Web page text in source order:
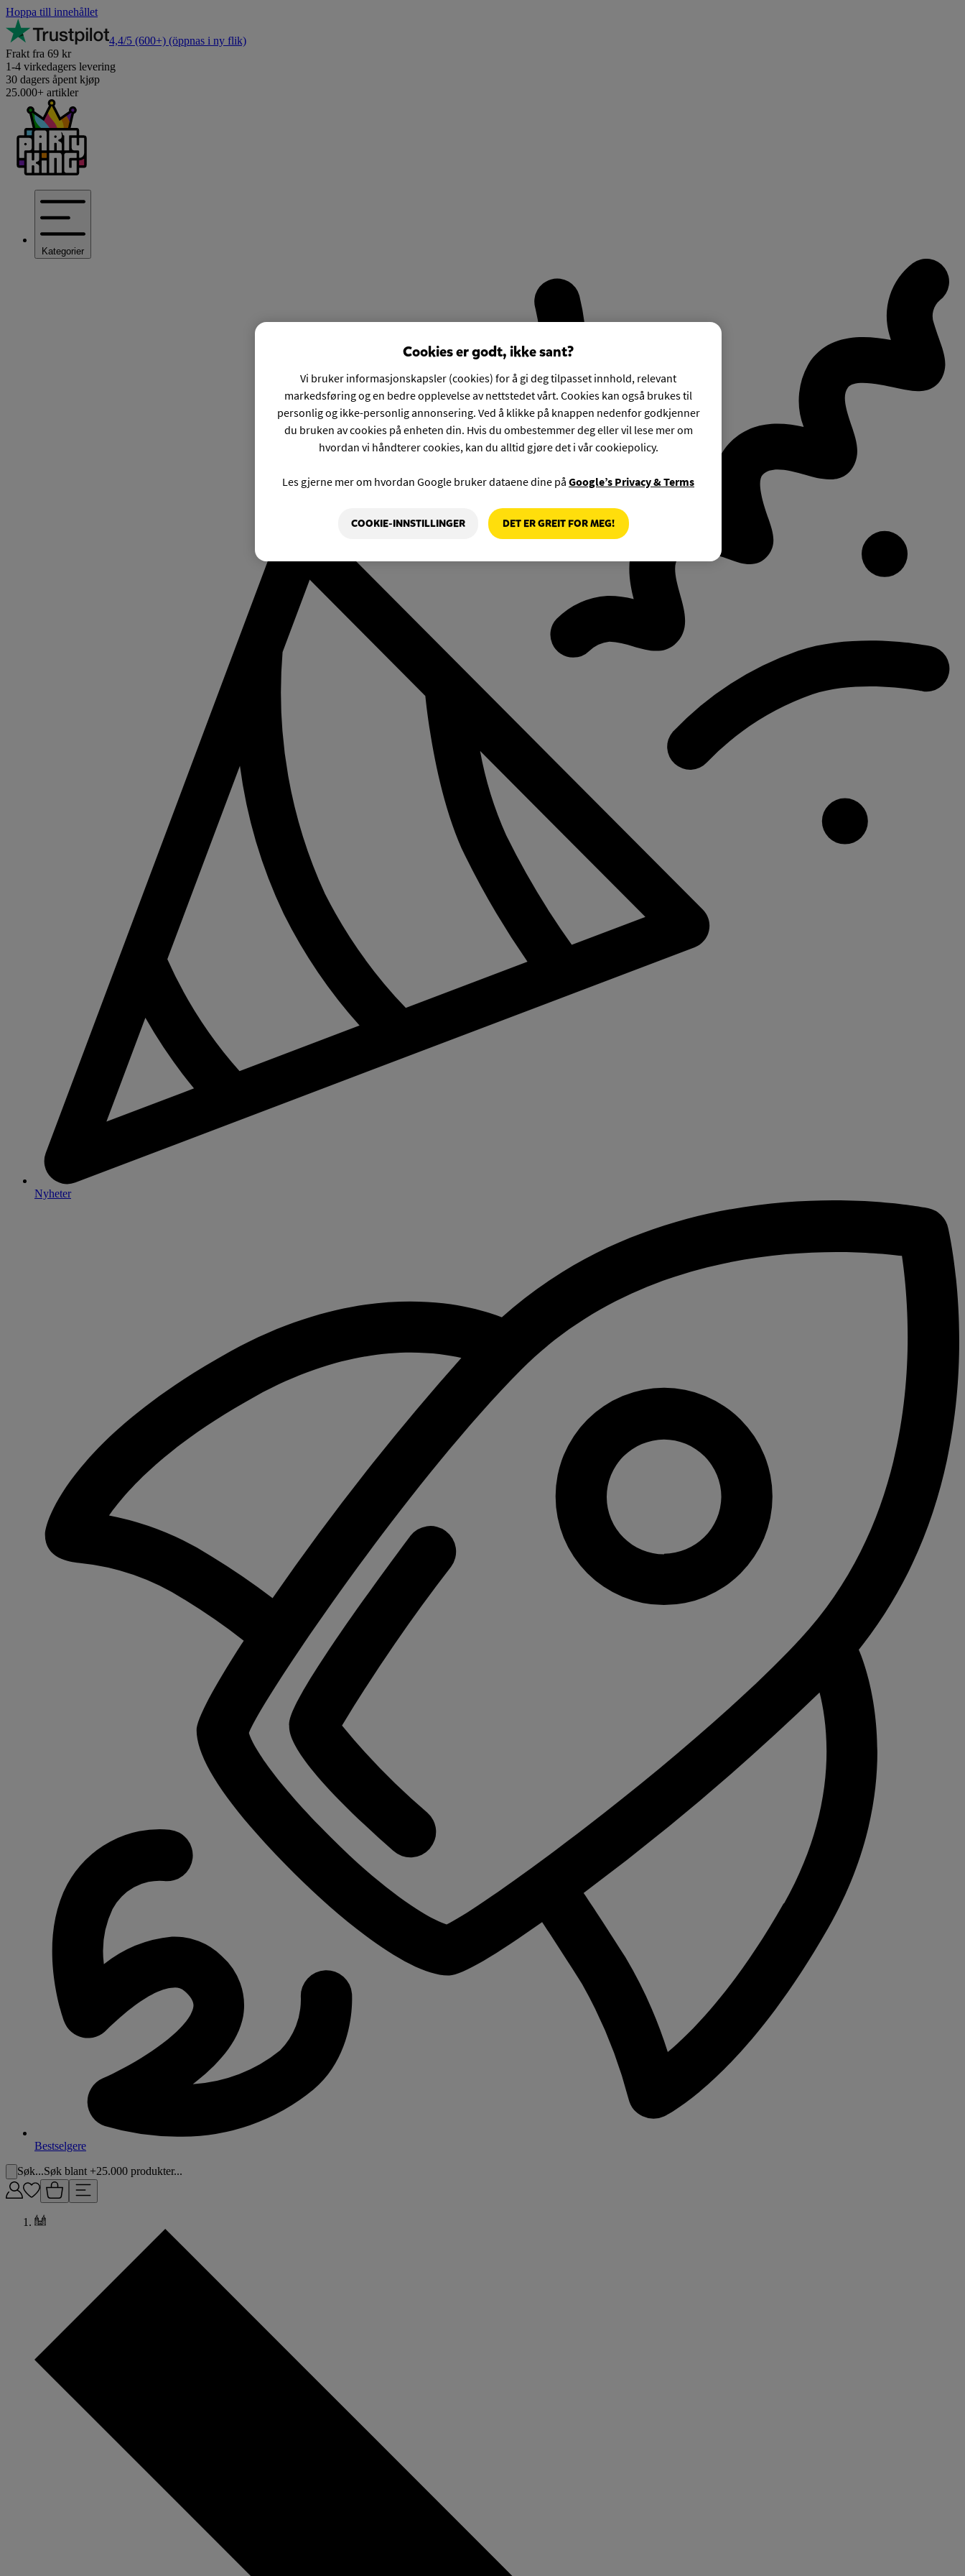
Hoppa till innehållet
4,4/5 (600+) (öppnas i ny flik)
Frakt fra 69 kr
1-4 virkedagers levering
30 dagers åpent kjøp
25.000+ artikler
Kategorier
Nyheter
Bestselgere
Søk...Søk blant +25.000 produkter...
Cookies er godt, ikke sant?
Vi bruker informasjonskapsler (cookies) for å gi deg tilpasset innhold, relevant
markedsføring og en bedre opplevelse av nettstedet vårt. Cookies kan også brukes til
personlig og ikke-personlig annonsering. Ved å klikke på knappen nedenfor godkjenner
du bruken av cookies på enheten din. Hvis du ombestemmer deg eller vil lese mer om
hvordan vi håndterer cookies, kan du alltid gjøre det i vår cookiepolicy.
Les gjerne mer om hvordan Google bruker dataene dine på Google’s Privacy & Terms
COOKIE-INNSTILLINGER DET ER GREIT FOR MEG!